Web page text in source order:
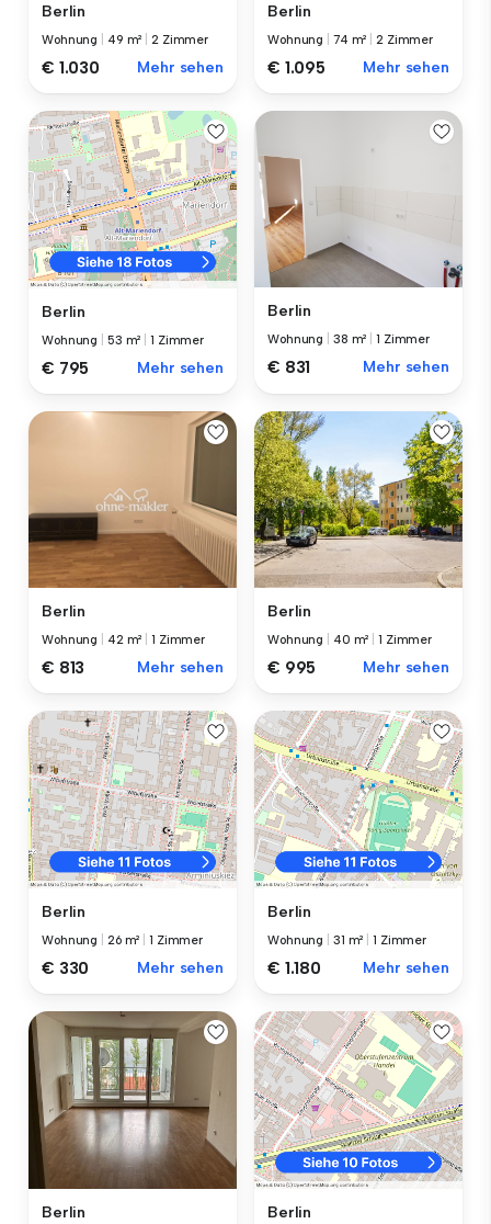
Berlin
Wohnung 49 m² |2 Zimmer
€ 1.030 Mehr sehen
Berlin
Wohnung 74 m² |2 Zimmer
€ 1.095 Mehr sehen
Berlin
Wohnung 53 m² |1 Zimmer
€ 795 Mehr sehen
Berlin
Wohnung 38 m² |1 Zimmer
€ 831 Mehr sehen
Berlin
Wohnung 42 m² |1 Zimmer
€ 813 Mehr sehen
Berlin
Wohnung 40 m² |1 Zimmer
€ 995 Mehr sehen
Berlin
Wohnung 26 m² |1 Zimmer
€ 330 Mehr sehen
Berlin
Wohnung 31 m² |1 Zimmer
€ 1.180 Mehr sehen
Berlin Berlin